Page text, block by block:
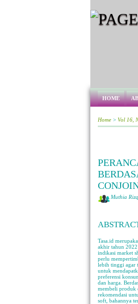
HOME
Home > Vol 16,
Muthia
Tasa.id
akhir tahun 2022
indikasi market
perlu
lebih tinggi agar
untuk
preferensi
dan harga.
membeli produk
rekomendasi
soft, bahannya